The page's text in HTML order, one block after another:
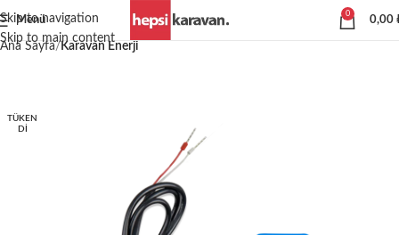
Skip to navigation
Skip to main content
Menü
0
0,00
Ana Sayfa Karavan Enerji
TÜKEN
DI